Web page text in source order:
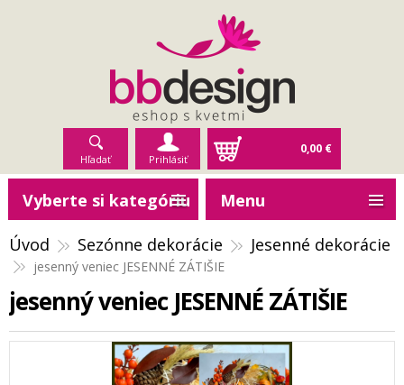
Hľadať Prihlásiť
0,00 €
Úvod Sezónne dekorácie Jesenné dekorácie
jesenný veniec JESENNÉ ZÁTIŠIE
jesenný veniec JESENNÉ ZÁTIŠIE
Vyberte si kategóriu Menu